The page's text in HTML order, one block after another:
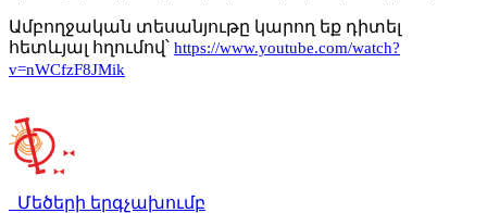
Ամբողջական տեսանյութը կարող եք դիտել
հետևյալ հղումով՝ https://www.youtube.com/watch?
v=nWCfzF8JMik
Մեծերի երգչախումբ